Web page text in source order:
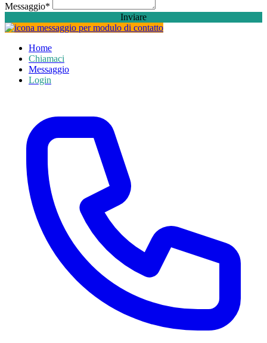
Messaggio*
Inviare
Home
Chiamaci
Messaggio
Login